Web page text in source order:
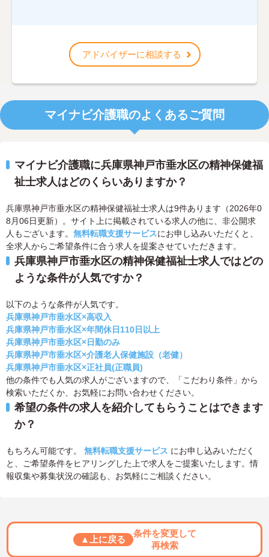
アドバイザーに相談する
マイナビ介護職のよくあるご質問
マイナビ介護職に兵庫県神戸市垂水区の精神保健福
祉士求人はどのくらいありますか？
兵庫県神戸市垂水区の精神保健福祉士求人は9件あります（2026年0
8月06日更新）。サイト上に掲載されている求人の他に、非公開求
人もございます。 無料転職支援サービスにお申し込みいただくと、
全求人からご希望条件に合う求人を提案させていただきます。
兵庫県神戸市垂水区の精神保健福祉士求人ではどの
ような条件が人気ですか？
以下のような条件が人気です。
兵庫県神戸市垂水区×高収入
兵庫県神戸市垂水区×年間休日110日以上
兵庫県神戸市垂水区×日勤のみ
兵庫県神戸市垂水区×介護老人保健施設（老健）
兵庫県神戸市垂水区×正社員(正職員)
他の条件でも人気の求人がございますので、「こだわり条件」から
検索いただくか、お気軽にお問い合わせください。
希望の条件の求人を紹介してもらうことはできます
か？
もちろん可能です。 無料転職支援サービス にお申し込みいただく
と、ご希望条件をヒアリングした上で求人をご提案いたします。情
報収集や募集状況の確認も、お気軽にご相談ください。
▲上に戻る
条件を変更して
再検索